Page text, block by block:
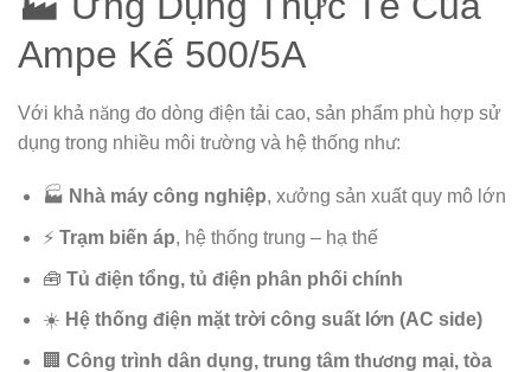
Ampe Kế 500/5A
Với khả năng đo dòng điện tải cao, sản phẩm phù hợp sử
dụng trong nhiều môi trường và hệ thống như:
🏭 Nhà máy công nghiệp, xưởng sản xuất quy mô lớn
⚡ Trạm biến áp, hệ thống trung – hạ thế
🧰 Tủ điện tổng, tủ điện phân phối chính
☀️ Hệ thống điện mặt trời công suất lớn (AC side)
🏢 Công trình dân dụng, trung tâm thương mại, tòa